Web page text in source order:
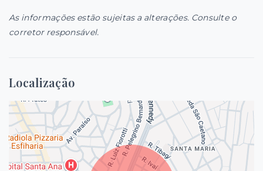
As informações estão sujeitas a alterações. Consulte o
corretor responsável.
Localização